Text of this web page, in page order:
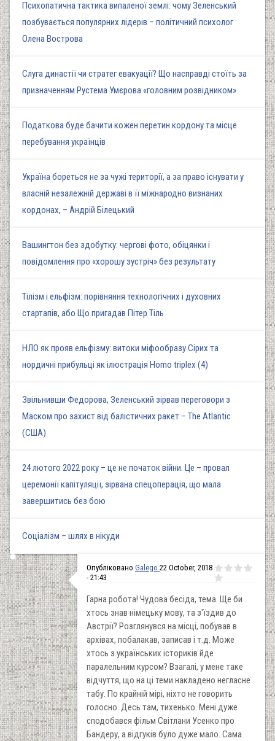
Психопатична тактика випаленої землі: чому Зеленський
позбувається популярних лідерів – політичний психолог
Олена Вострова
Слуга династії чи стратег евакуації? Що насправді стоїть за
призначенням Рустема Умєрова «головним розвідником»
Податкова буде бачити кожен перетин кордону та місце
перебування українців
Україна бореться не за чужі території, а за право існувати у
власній незалежній державі в її міжнародно визнаних
кордонах, – Андрій Білецький
Вашингтон без здобутку: чергові фото, обіцянки і
повідомлення про «хорошу зустріч» без результату
Тілізм і ельфізм: порівняння технологічних і духовних
стартапів, або Що пригадав Пітер Тіль
НЛО як прояв ельфізму: витоки міфообразу Сірих та
нордичні прибульці як ілюстрація Homo triplex (4)
Звільнивши Федорова, Зеленський зірвав переговори з
Маском про захист від балістичних ракет – The Atlantic
(США)
24 лютого 2022 року – це не початок війни. Це – провал
церемонії капітуляції, зірвана спецоперація, що мала
завершитись без бою
Соціалізм – шлях в нікуди
Опубліковано Galego 22 October, 2018
- 21:43
Гарна робота! Чудова бесіда, тема. Ще би
хтось знав німецьку мову, та з'їздив до
Австрії? Розглянувся на місці, побував в
архівах, побалакав, записав і т.д. Може
хтось з українських істориків йде
паралельним курсом? Взагалі, у мене таке
відчуття, що на ці теми накладено негласне
табу. По крайній мірі, ніхто не говорить
голосно. Десь там, тихенько. Мені дуже
сподобався фільм Світлани Усенко про
Бандеру, а відгуків було дуже мало. Сама